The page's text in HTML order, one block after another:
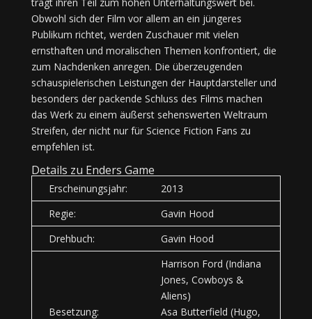
Obwohl sich der Film vor allem an ein jüngeres
Publikum richtet, werden Zuschauer mit vielen
ernsthaften und moralischen Themen konfrontiert, die
zum Nachdenken anregen. Die überzeugenden
schauspielerischen Leistungen der Hauptdarsteller und
besonders der packende Schluss des Films machen
das Werk zu einem äußerst sehenswerten Weltraum
Streifen, der nicht nur für Science Fiction Fans zu
empfehlen ist.
Details zu Enders Game
Erscheinungsjahr:
2013
Regie:
Gavin Hood
Drehbuch:
Gavin Hood
Besetzung:
Harrison Ford (Indiana
Jones, Cowboys &
Aliens)
Asa Butterfield (Hugo,